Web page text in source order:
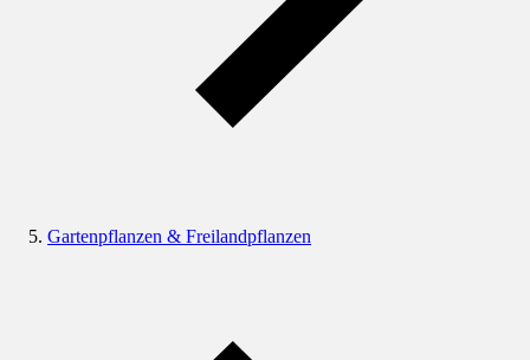
Gartenpflanzen & Freilandpflanzen